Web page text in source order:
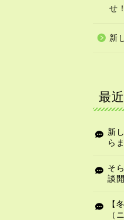
せ
新
最
新
ら
そ
談
【
（